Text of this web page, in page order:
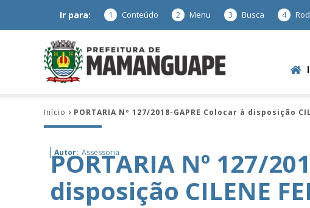
Ir para: 1 Conteúdo 2 Menu 3 Busca 4
Mamanguape
Início PORTARIA Nº 127/2018-GAPRE Colocar à disposição
Autor: Assessoria
PORTARIA Nº 127/
disposição CILENE